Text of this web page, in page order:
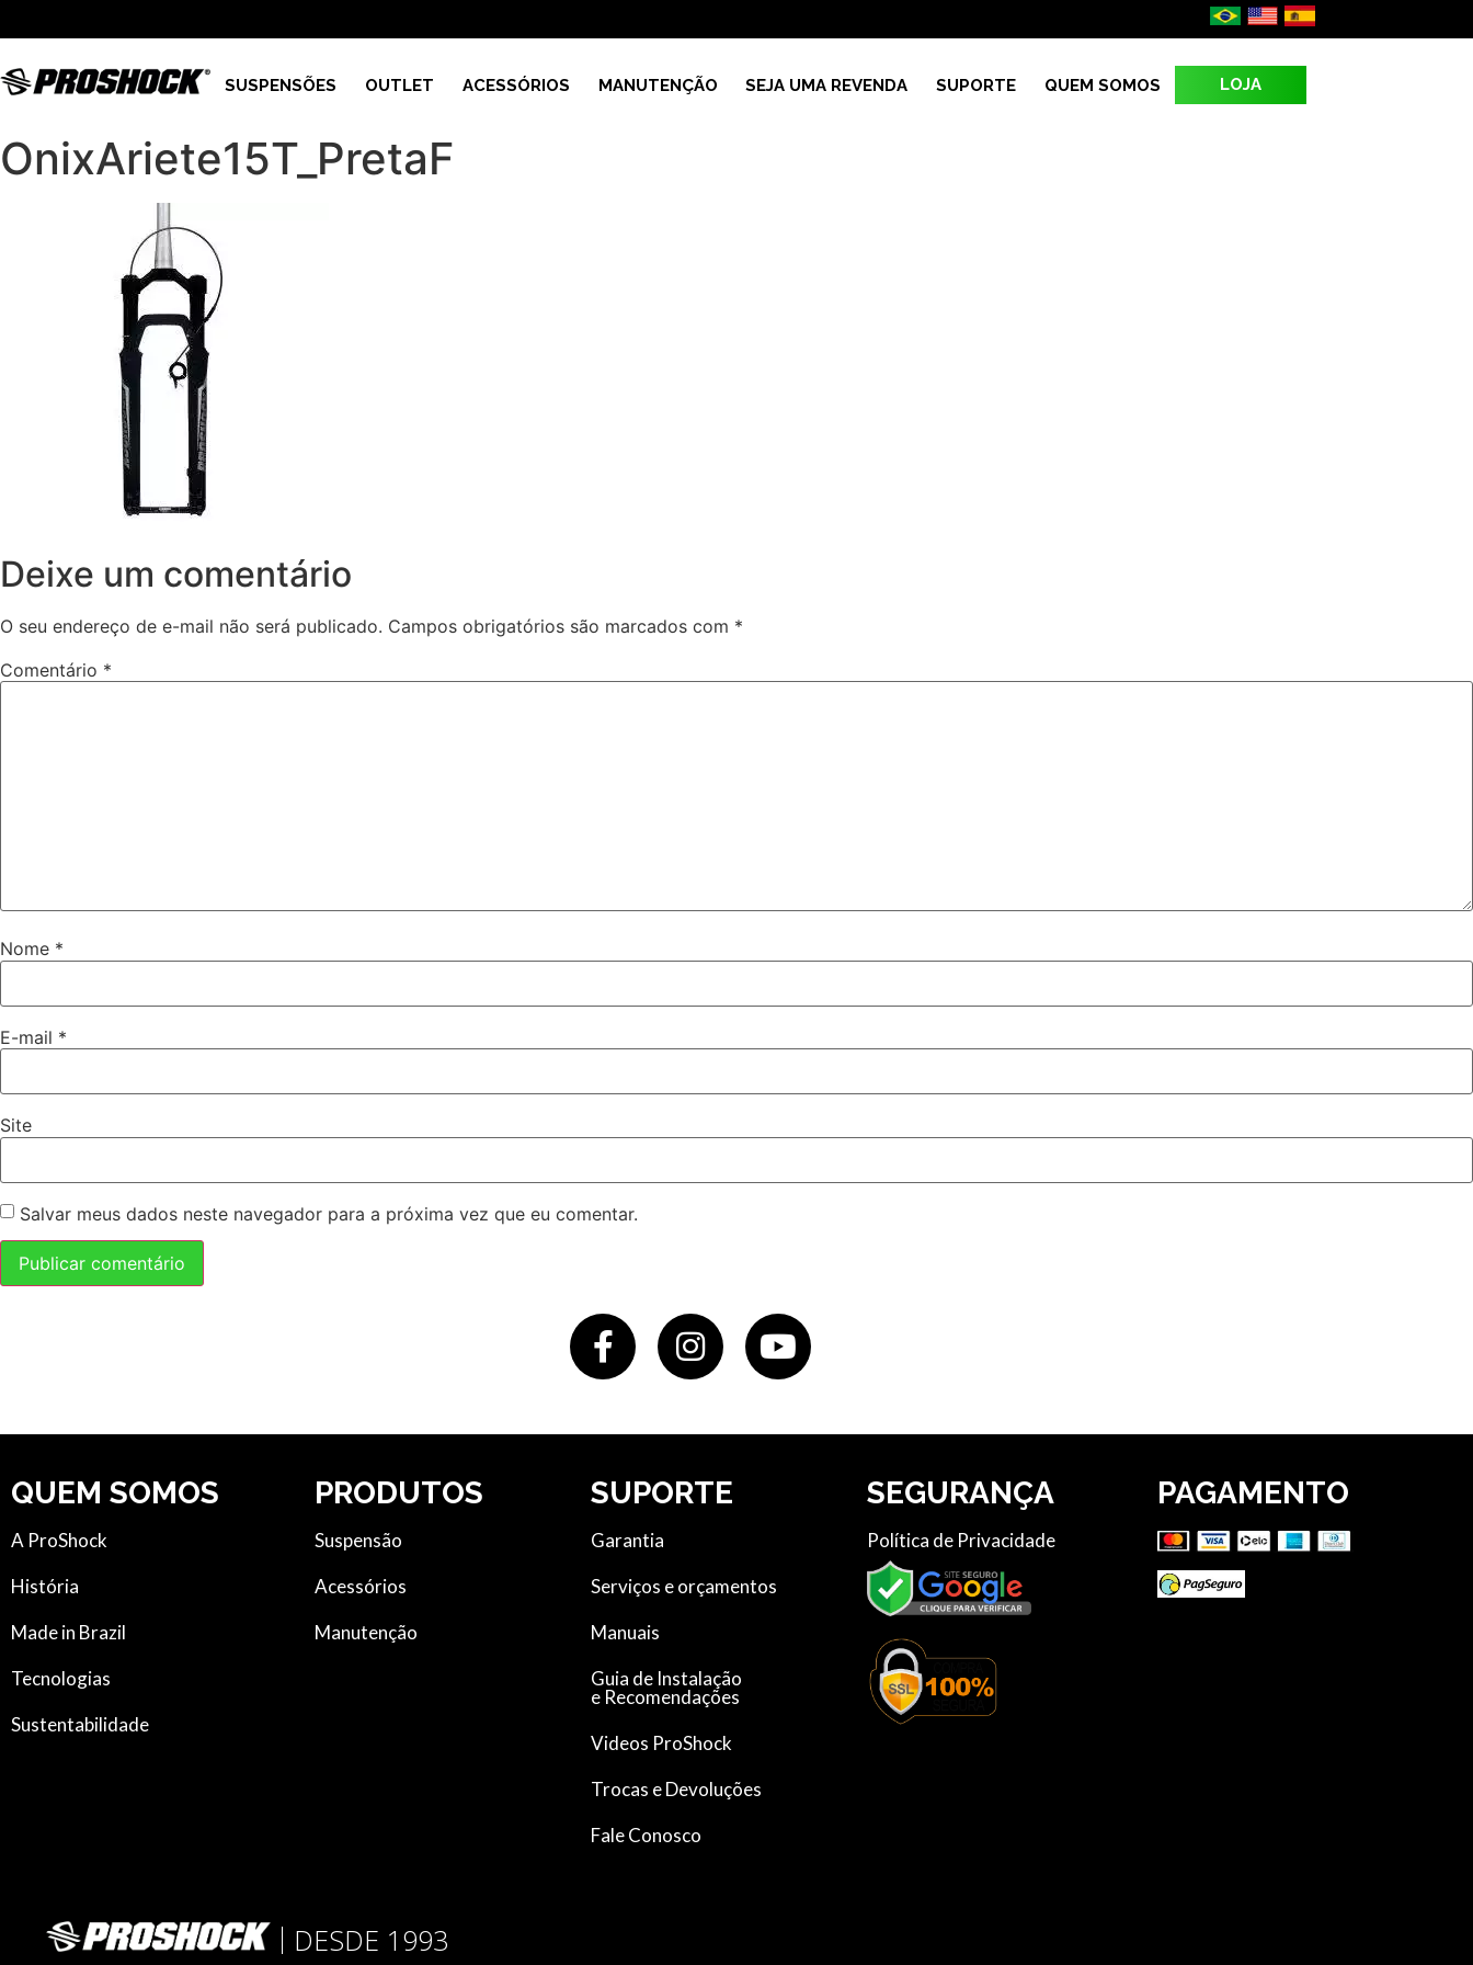
SUSPENSÕES OUTLET ACESSÓRIOS MANUTENÇÃO SEJA UMA REVENDA SUPORTE QUEM SOMOS LOJA
OnixAriete15T_PretaF
Deixe um comentário
O seu endereço de e-mail não será publicado. Campos obrigatórios são marcados com *
Comentário *
Nome *
E-mail *
Site
Salvar meus dados neste navegador para a próxima vez que eu comentar.
QUEM SOMOS
A ProShock
História
Made in Brazil
Tecnologias
Sustentabilidade
PRODUTOS
Suspensão
Acessórios
Manutenção
SUPORTE
Garantia
Serviços e orçamentos
Manuais
Guia de Instalação
e Recomendações
Videos ProShock
Trocas e Devoluções
Fale Conosco
SEGURANÇA
Política de Privacidade
PAGAMENTO
DESDE 1993